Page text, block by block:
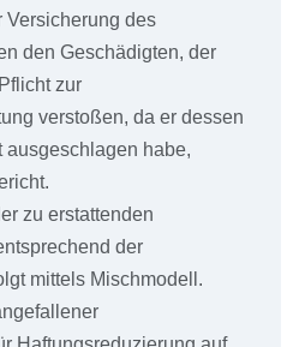
Versicherung des
den Geschädigten, der
zur
verstoßen, da er dessen
ausgeschlagen habe,
zu erstattenden
der
mittels Mischmodell.